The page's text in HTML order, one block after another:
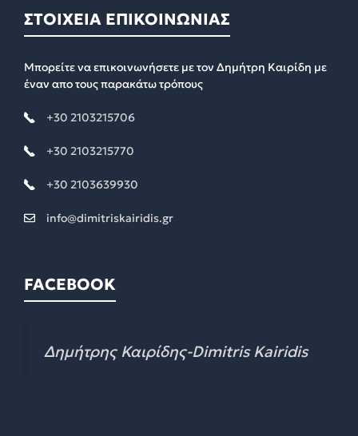
ΣΤΟΙΧΕΙΑ ΕΠΙΚΟΙΝΩΝΙΑΣ
Μπορείτε να επικοινωνήσετε με τον Δημήτρη Καιρίδη με
έναν απο τους παρακάτω τρόπους
+30 2103215706
+30 2103215770
+30 2103639930
info@dimitriskairidis.gr
FACEBOOK
Δημήτρης Καιρίδης-Dimitris Kairidis